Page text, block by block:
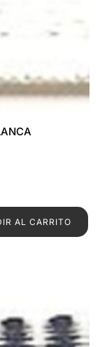
CL/BLANCA
AL CARRITO